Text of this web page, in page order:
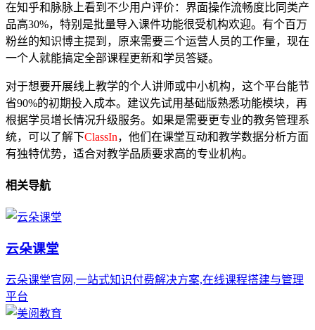
在知乎和脉脉上看到不少用户评价：界面操作流畅度比同类产
品高30%，特别是批量导入课件功能很受机构欢迎。有个百万
粉丝的知识博主提到，原来需要三个运营人员的工作量，现在
一个人就能搞定全部课程更新和学员答疑。
对于想要开展线上教学的个人讲师或中小机构，这个平台能节
省90%的初期投入成本。建议先试用基础版熟悉功能模块，再
根据学员增长情况升级服务。如果是需要更专业的教务管理系
统，可以了解下ClassIn，他们在课堂互动和教学数据分析方面
有独特优势，适合对教学品质要求高的专业机构。
相关导航
云朵课堂
云朵课堂官网,一站式知识付费解决方案,在线课程搭建与管理
平台